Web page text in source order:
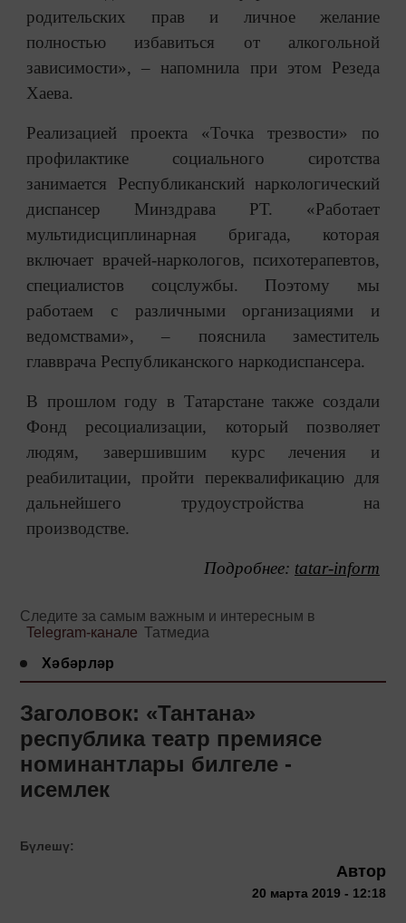
родительских прав и личное желание
полностью избавиться от алкогольной
зависимости», – напомнила при этом Резеда
Хаева.
Реализацией проекта «Точка трезвости» по
профилактике социального сиротства
занимается Республиканский наркологический
диспансер Минздрава РТ. «Работает
мультидисциплинарная бригада, которая
включает врачей-наркологов, психотерапевтов,
специалистов соцслужбы. Поэтому мы
работаем с различными организациями и
ведомствами», – пояснила заместитель
главврача Республиканского наркодиспансера.
В прошлом году в Татарстане также создали
Фонд ресоциализации, который позволяет
людям, завершившим курс лечения и
реабилитации, пройти переквалификацию для
дальнейшего трудоустройства на
производстве.
Подробнее: tatar-inform
Следите за самым важным и интересным в
Telegram-канале Татмедиа
Хәбәрләр
Заголовок: «Тантана»
республика театр премиясе
номинантлары билгеле -
исемлек
Бүлешү:
Автор
20 марта 2019 - 12:18